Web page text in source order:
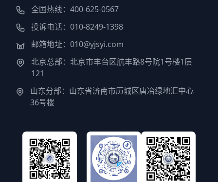
全国热线：400-625-0567
投诉电话：010-8249-1398
邮箱地址：010@yjsyi.com
北京总部：北京市丰台区航丰路8号院1号楼1层
121
山东分部：山东省济南市历城区唐冶绿地汇中心
36号楼